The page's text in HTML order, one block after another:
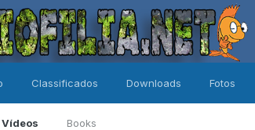
Classificados Downloads Fotos
Vídeos Books